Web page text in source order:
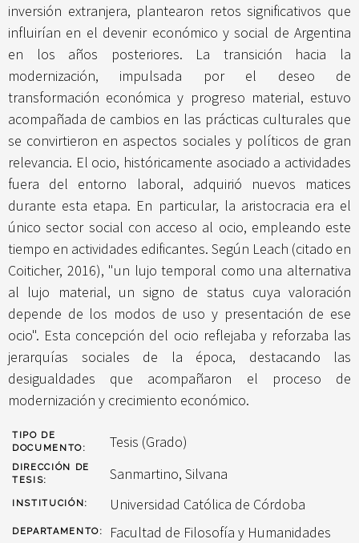
inversión extranjera, plantearon retos significativos que
influirían en el devenir económico y social de Argentina
en los años posteriores. La transición hacia la
modernización, impulsada por el deseo de
transformación económica y progreso material, estuvo
acompañada de cambios en las prácticas culturales que
se convirtieron en aspectos sociales y políticos de gran
relevancia. El ocio, históricamente asociado a actividades
fuera del entorno laboral, adquirió nuevos matices
durante esta etapa. En particular, la aristocracia era el
único sector social con acceso al ocio, empleando este
tiempo en actividades edificantes. Según Leach (citado en
Coiticher, 2016), "un lujo temporal como una alternativa
al lujo material, un signo de status cuya valoración
depende de los modos de uso y presentación de ese
ocio". Esta concepción del ocio reflejaba y reforzaba las
jerarquías sociales de la época, destacando las
desigualdades que acompañaron el proceso de
modernización y crecimiento económico.
TIPO DE
DOCUMENTO:
Tesis (Grado)
DIRECCIÓN DE
TESIS:
Sanmartino, Silvana
INSTITUCIÓN: Universidad Católica de Córdoba
DEPARTAMENTO: Facultad de Filosofía y Humanidades